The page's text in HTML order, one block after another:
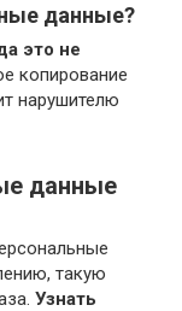
данные?
это не
копирование
нарушителю
данные
такую
Узнать